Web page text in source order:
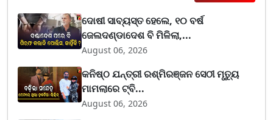
ଦୋଷୀ ସାବ୍ୟସ୍ତ ହେଲେ, ୧୦ ବର୍ଷ
ଜେଲଦଣ୍ଡାଦେଶ ବି ମିଳିଲା,...
August 06, 2026
କନିଷ୍ଠ ଯନ୍ତ୍ରୀ ରଶ୍ମିରଞ୍ଜନ ସେଠୀ ମୃତ୍ୟୁ
ମାମଲାରେ ଟ୍ବି...
August 06, 2026